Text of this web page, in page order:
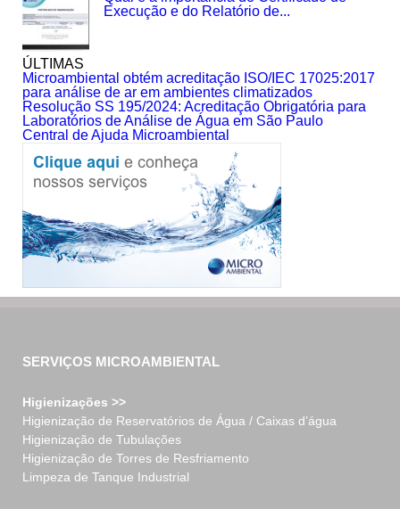
Execução e do Relatório de...
ÚLTIMAS
Microambiental obtém acreditação ISO/IEC 17025:2017
para análise de ar em ambientes climatizados
Resolução SS 195/2024: Acreditação Obrigatória para
Laboratórios de Análise de Água em São Paulo
Central de Ajuda Microambiental
SERVIÇOS MICROAMBIENTAL
Higienizações >>
Higienização de Reservatórios de Água / Caixas d’água
Higienização de Tubulações
Higienização de Torres de Resfriamento
Limpeza de Tanque Industrial